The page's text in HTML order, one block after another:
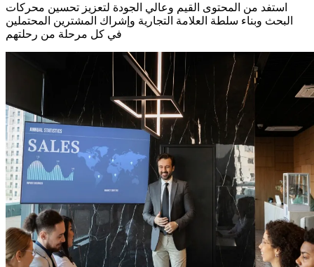
استفد من المحتوى القيم وعالي الجودة لتعزيز تحسين محركات
البحث وبناء سلطة العلامة التجارية وإشراك المشترين المحتملين
في كل مرحلة من رحلتهم